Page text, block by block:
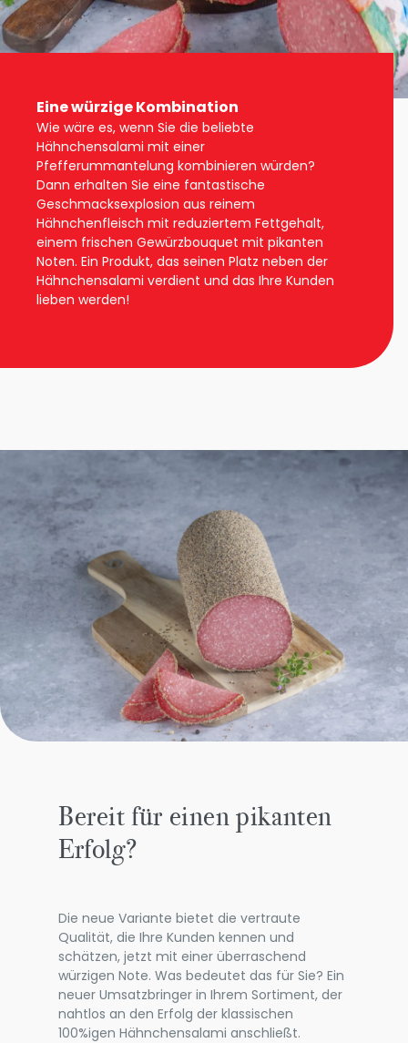
Startseite
Hähnchensalami Mit Pfefferrand
Hähnchensalami mit
pfefferrand
Eine würzige Kombination
Wie wäre es, wenn Sie die beliebte
Hähnchensalami mit einer
Pfefferummantelung kombinieren würden?
Dann erhalten Sie eine fantastische
Geschmacksexplosion aus reinem
Hähnchenfleisch mit reduziertem Fettgehalt,
einem frischen Gewürzbouquet mit pikanten
Noten. Ein Produkt, das seinen Platz neben der
Hähnchensalami verdient und das Ihre Kunden
lieben werden!
Bereit für einen pikanten
Erfolg?
Die neue Variante bietet die vertraute
Qualität, die Ihre Kunden kennen und
schätzen, jetzt mit einer überraschend
würzigen Note. Was bedeutet das für Sie? Ein
neuer Umsatzbringer in Ihrem Sortiment, der
nahtlos an den Erfolg der klassischen
100%igen Hähnchensalami anschließt.